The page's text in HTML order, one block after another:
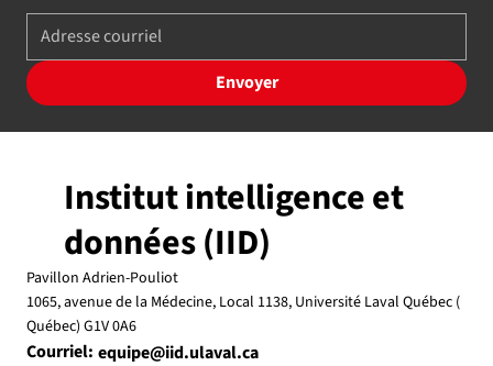
Envoyer
Institut intelligence et
données (IID)
Pavillon Adrien-Pouliot
1065, avenue de la Médecine, Local 1138, Université Laval Québec (
Québec) G1V 0A6
Courriel: equipe@iid.ulaval.ca